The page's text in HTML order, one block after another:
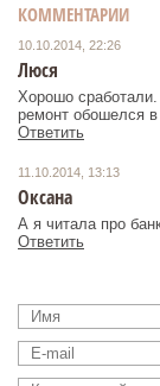
КОММЕНТАРИИ
10.10.2014, 22:26
Люся
Хорошо
Ответить
11.10.2014, 13:13
Оксана
А я читала про
Ответить